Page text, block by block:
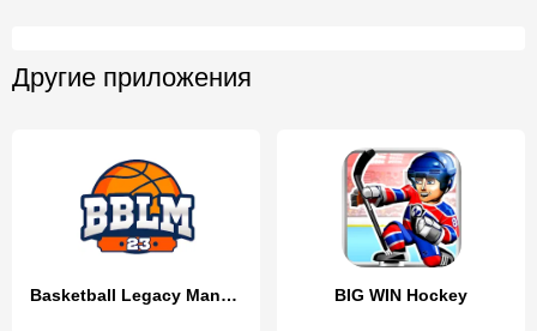
Другие приложения
Basketball Legacy Manager 23 BIG WIN Hockey